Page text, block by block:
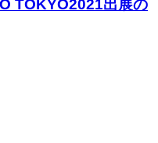
TOKYO2021出展の